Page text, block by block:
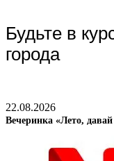
Будьте в
города
22.08.2026
Вечеринка «Лето,